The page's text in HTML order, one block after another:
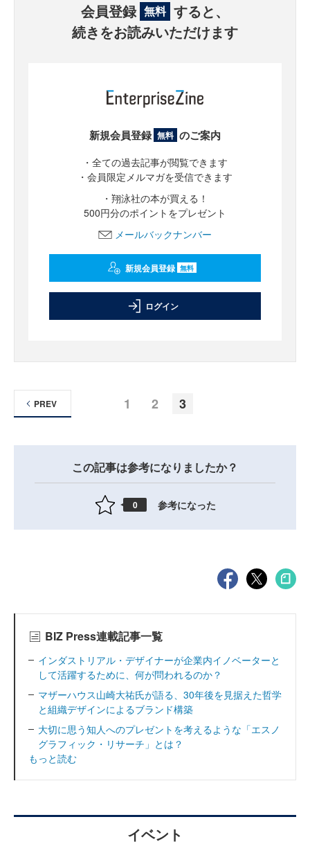
会員登録 無料 すると、
続きをお読みいただけます
新規会員登録 無料 のご案内
・全ての過去記事が閲覧できます
・会員限定メルマガを受信できます
・翔泳社の本が買える！
500円分のポイントをプレゼント
メールバックナンバー
新規会員登録 無料
ログイン
1 2 3
PREV
この記事は参考になりましたか？
0 参考になった
BIZ Press連載記事一覧
インダストリアル・デザイナーが企業内イノベーターと
して活躍するために、何が問われるのか？
マザーハウス山崎大祐氏が語る、30年後を見据えた哲学
と組織デザインによるブランド構築
大切に思う知人へのプレゼントを考えるような「エスノ
グラフィック・リサーチ」とは？
もっと読む
イベント